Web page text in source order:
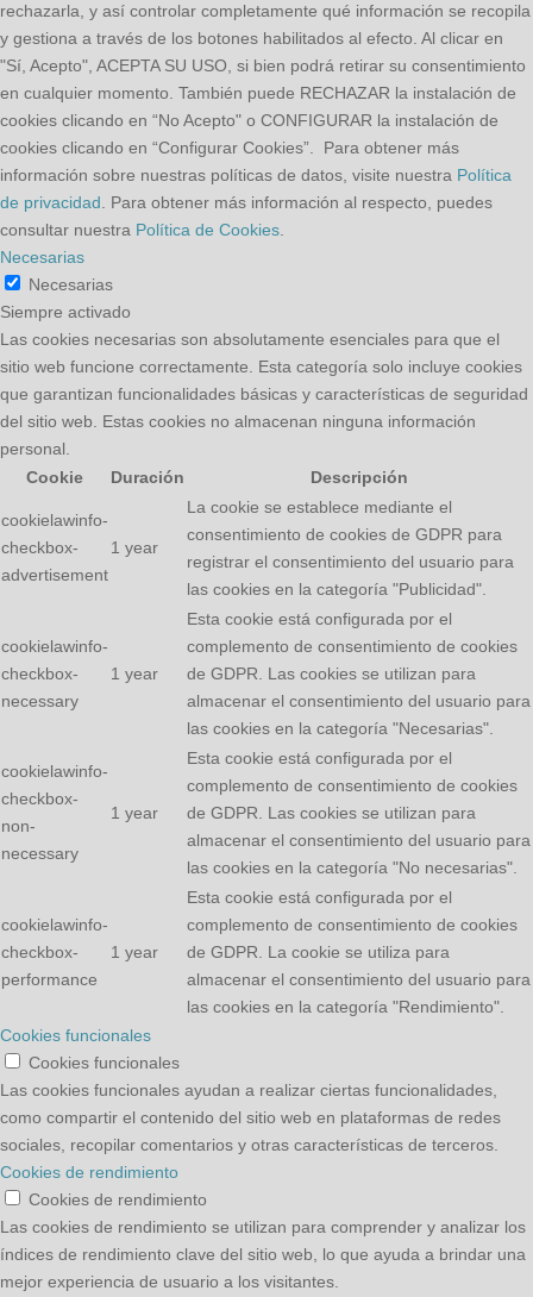
rechazarla, y así controlar completamente qué información se recopila
y gestiona a través de los botones habilitados al efecto. Al clicar en
"Sí, Acepto", ACEPTA SU USO, si bien podrá retirar su consentimiento
en cualquier momento. También puede RECHAZAR la instalación de
cookies clicando en “No Acepto" o CONFIGURAR la instalación de
cookies clicando en “Configurar Cookies”. Para obtener más
información sobre nuestras políticas de datos, visite nuestra Política
de privacidad . Para obtener más información al respecto, puedes
consultar nuestra Política de Cookies
Necesarias
Necesarias
Siempre activado
Las cookies necesarias son absolutamente esenciales para que el
sitio web funcione correctamente. Esta categoría solo incluye cookies
que garantizan funcionalidades básicas y características de seguridad
del sitio web. Estas cookies no almacenan ninguna información
personal.
Cookie
Duración Descripción
cookielawinfo-
checkbox-
advertisement
1 year
La cookie se establece mediante el
consentimiento de cookies de GDPR para
registrar el consentimiento del usuario para
las cookies en la categoría "Publicidad".
cookielawinfo-
checkbox-
necessary
1 year
Esta cookie está configurada por el
complemento de consentimiento de cookies
de GDPR. Las cookies se utilizan para
almacenar el consentimiento del usuario para
las cookies en la categoría "Necesarias".
cookielawinfo-
checkbox-
non-
necessary
1 year
Esta cookie está configurada por el
complemento de consentimiento de cookies
de GDPR. Las cookies se utilizan para
almacenar el consentimiento del usuario para
las cookies en la categoría "No necesarias".
cookielawinfo-
checkbox-
performance
1 year
Esta cookie está configurada por el
complemento de consentimiento de cookies
de GDPR. La cookie se utiliza para
almacenar el consentimiento del usuario para
las cookies en la categoría "Rendimiento".
Cookies funcionales
Cookies funcionales
Las cookies funcionales ayudan a realizar ciertas funcionalidades,
como compartir el contenido del sitio web en plataformas de redes
sociales, recopilar comentarios y otras características de terceros.
Cookies de rendimiento
Cookies de rendimiento
Las cookies de rendimiento se utilizan para comprender y analizar los
índices de rendimiento clave del sitio web, lo que ayuda a brindar una
mejor experiencia de usuario a los visitantes.